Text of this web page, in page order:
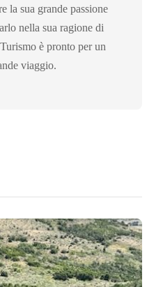
la sua grande passione
nella sua ragione di
è pronto per un
viaggio.